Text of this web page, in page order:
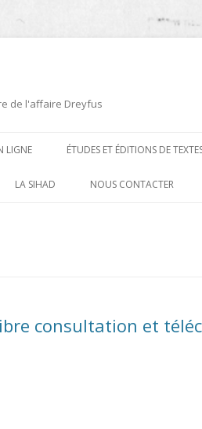
de l'affaire Dreyfus
LIGNE
L’AFFAIRE DREYFUS AU CINÉMA
DE
ÉTUDES ET ÉDITIONS DE
ÉDITIONS DE TEXTES
LA SIHAD NOUS CONTACTER
consultation et